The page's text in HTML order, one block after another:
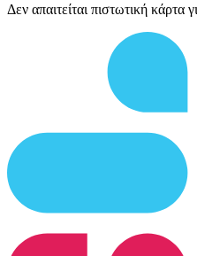
Δεν απαιτείται πιστωτική κάρτα